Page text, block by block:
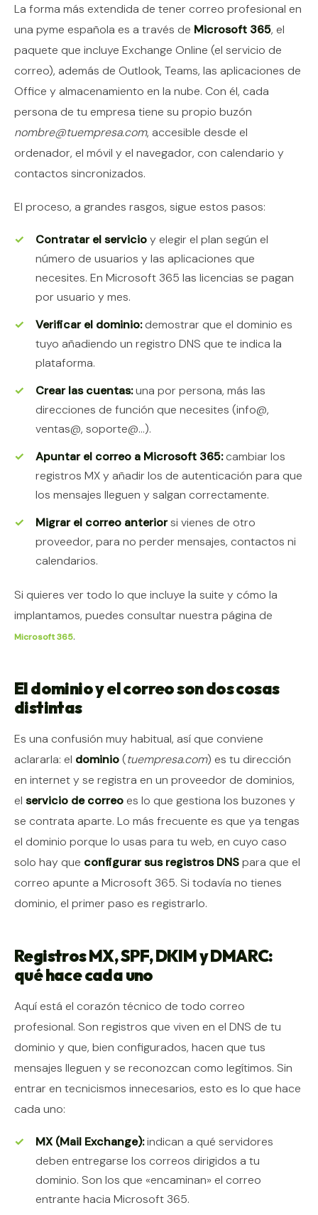
La forma más extendida de tener correo profesional en
una pyme española es a través de Microsoft 365, el
paquete que incluye Exchange Online (el servicio de
correo), además de Outlook, Teams, las aplicaciones de
Office y almacenamiento en la nube. Con él, cada
persona de tu empresa tiene su propio buzón
nombre@tuempresa.com, accesible desde el
ordenador, el móvil y el navegador, con calendario y
contactos sincronizados.
El proceso, a grandes rasgos, sigue estos pasos:
Contratar el servicioy elegir el plan según el
número de usuarios y las aplicaciones que
necesites. En Microsoft 365 las licencias se pagan
por usuario y mes.
Verificar el dominio:demostrar que el dominio es
tuyo añadiendo un registro DNS que te indica la
plataforma.
Crear las cuentas:una por persona, más las
direcciones de función que necesites (info@,
ventas@, soporte@…).
Apuntar el correo a Microsoft 365:cambiar los
registros MX y añadir los de autenticación para que
los mensajes lleguen y salgan correctamente.
Migrar el correo anteriorsi vienes de otro
proveedor, para no perder mensajes, contactos ni
calendarios.
Si quieres ver todo lo que incluye la suite y cómo la
implantamos, puedes consultar nuestra página de
Microsoft 365.
El dominio y el correo son dos cosas
distintas
Es una confusión muy habitual, así que conviene
aclararla: el dominio(tuempresa.com) es tu dirección
en internet y se registra en un proveedor de dominios,
el servicio de correo es lo que gestiona los buzones y
se contrata aparte. Lo más frecuente es que ya tengas
el dominio porque lo usas para tu web, en cuyo caso
solo hay que configurar sus registros DNSpara que el
correo apunte a Microsoft 365. Si todavía no tienes
dominio, el primer paso es registrarlo.
Registros MX, SPF, DKIM y DMARC:
qué hace cada uno
Aquí está el corazón técnico de todo correo
profesional. Son registros que viven en el DNS de tu
dominio y que, bien configurados, hacen que tus
mensajes lleguen y se reconozcan como legítimos. Sin
entrar en tecnicismos innecesarios, esto es lo que hace
cada uno:
MX (Mail Exchange):indican a qué servidores
deben entregarse los correos dirigidos a tu
dominio. Son los que «encaminan» el correo
entrante hacia Microsoft 365.